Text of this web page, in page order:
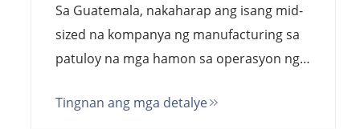
Guatemala
Sa Guatemala, nakaharap ang isang mid-
sized na kompanya ng manufacturing sa
patuloy na mga hamon sa operasyon ng
ang mga motor sa production line na
Tingnan ang mga detalye